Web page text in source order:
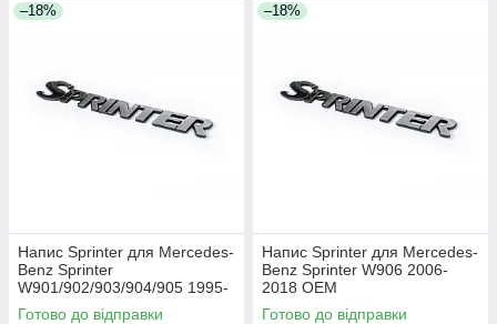
–18%
Напис Sprinter для Mercedes-
Benz Sprinter
W901/902/903/904/905 1995-
2006 OEM
Готово до відправки
–18%
Напис Sprinter для Mercedes-
Benz Sprinter W906 2006-
2018 OEM
Готово до відправки